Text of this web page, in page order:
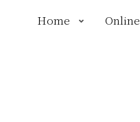
Home Online